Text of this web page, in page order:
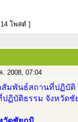
14 โพสต์ ]
. 2008, 07:04
มพันธ์สถานที่ปฏิบัติ
ฏิบัติธรรม จังหวัดชั